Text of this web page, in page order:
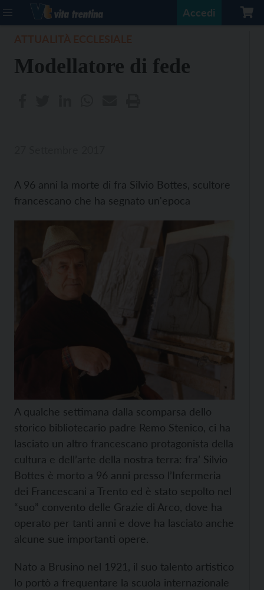
Accedi
Modellatore di fede
A 96 anni la morte di fra Silvio Bottes, scultore
francescano che ha segnato un'epoca
A qualche settimana dalla scomparsa dello
storico bibliotecario padre Remo Stenico, ci ha
lasciato un altro francescano protagonista della
cultura e dell’arte della nostra terra: fra’ Silvio
Bottes è morto a 96 anni presso l’Infermeria
dei Francescani a Trento ed è stato sepolto nel
“suo” convento delle Grazie di Arco, dove ha
operato per tanti anni e dove ha lasciato anche
alcune sue importanti opere.
Nato a Brusino nel 1921, il suo talento artistico
lo portò a frequentare la scuola internazionale